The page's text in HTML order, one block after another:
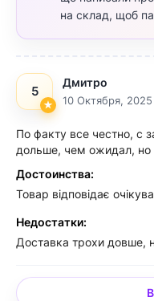
на склад, щоб
5
Дмитро
10 Октября, 2025
По факту все честно, с
дольше, чем ожидал, но
Достоинства:
Товар відповідає
Недостатки:
Доставка трохи довше,